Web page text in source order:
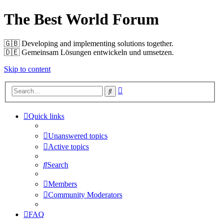
The Best World Forum
🇬🇧️ Developing and implementing solutions together.
🇩🇪️ Gemeinsam Lösungen entwickeln und umsetzen.
Skip to content
Search
Quick links
Unanswered topics
Active topics
Search
Members
Community Moderators
FAQ